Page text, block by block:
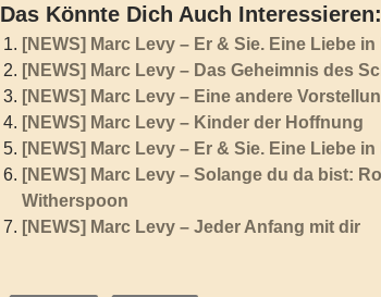
Das Könnte Dich Auch Interessieren:
[NEWS] Marc Levy – Er & Sie. Eine Liebe in
[NEWS] Marc Levy – Das Geheimnis des
[NEWS] Marc Levy – Eine andere
[NEWS] Marc Levy – Kinder der Hoffnung
[NEWS] Marc Levy – Er & Sie. Eine Liebe in
[NEWS] Marc Levy – Solange du da bist:
Witherspoon
[NEWS] Marc Levy – Jeder Anfang mit dir